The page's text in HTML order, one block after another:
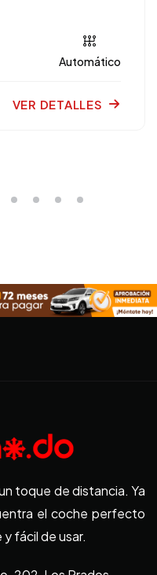
Automático
VER DETALLES
toque de distancia. Ya
el coche perfecto
fácil de usar.